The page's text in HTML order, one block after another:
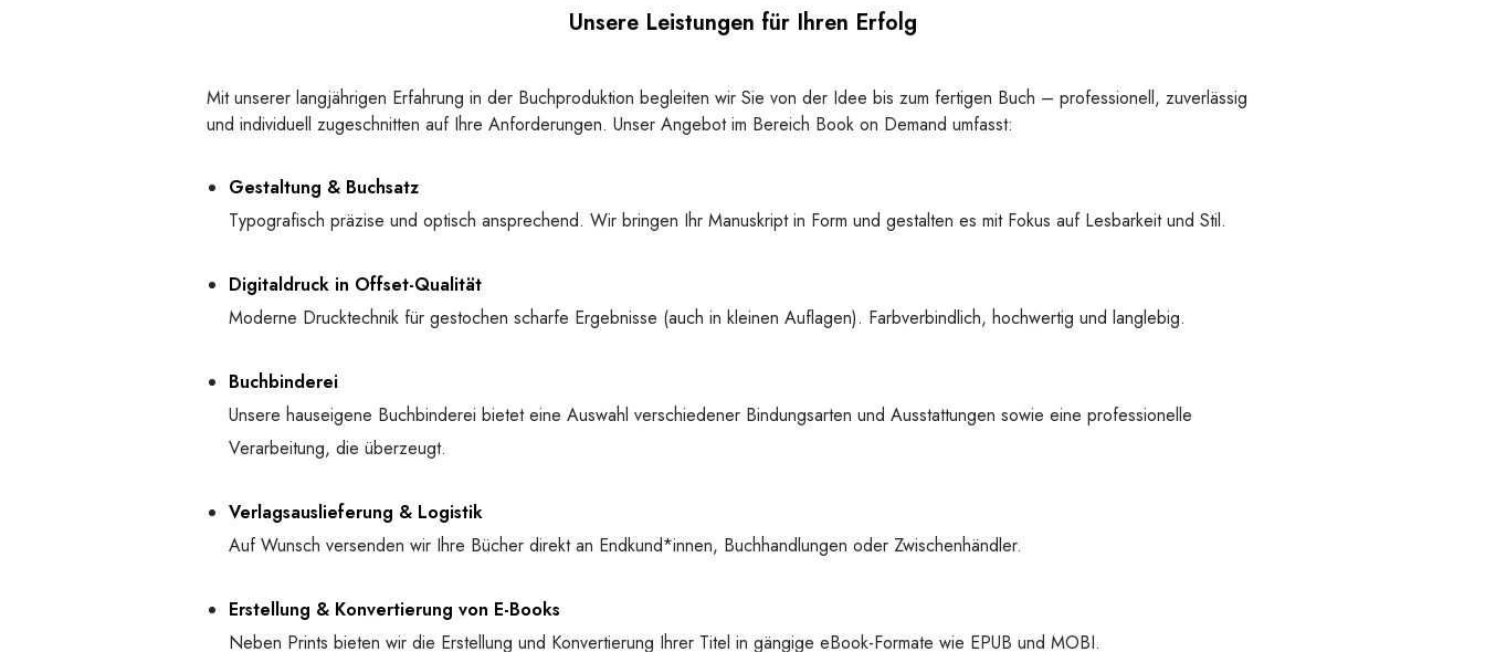
Unsere Leistungen für Ihren Erfolg
Mit unserer langjährigen Erfahrung in der Buchproduktion begleiten wir Sie von der Idee bis zum fertigen Buch – professionell, zuverlässig
und individuell zugeschnitten auf Ihre Anforderungen. Unser Angebot im Bereich Book on Demand umfasst:
Gestaltung & Buchsatz
Typografisch präzise und optisch ansprechend. Wir bringen Ihr Manuskript in Form und gestalten es mit Fokus auf Lesbarkeit und Stil.
Digitaldruck in Offset-Qualität
Moderne Drucktechnik für gestochen scharfe Ergebnisse (auch in kleinen Auflagen). Farbverbindlich, hochwertig und langlebig.
Buchbinderei
Unsere hauseigene Buchbinderei bietet eine Auswahl verschiedener Bindungsarten und Ausstattungen sowie eine professionelle
Verarbeitung, die überzeugt.
Verlagsauslieferung & Logistik
Auf Wunsch versenden wir Ihre Bücher direkt an Endkund*innen, Buchhandlungen oder Zwischenhändler.
Erstellung & Konvertierung von E-Books
Neben Prints bieten wir die Erstellung und Konvertierung Ihrer Titel in gängige eBook-Formate wie EPUB und MOBI.